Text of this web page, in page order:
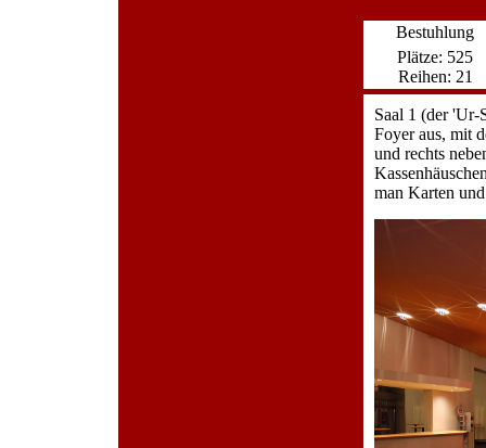
Bestuhlung
Plätze: 525
Reihen: 21
Saal 1 (der 'Ur-
Foyer aus, mit
und rechts
man Karten